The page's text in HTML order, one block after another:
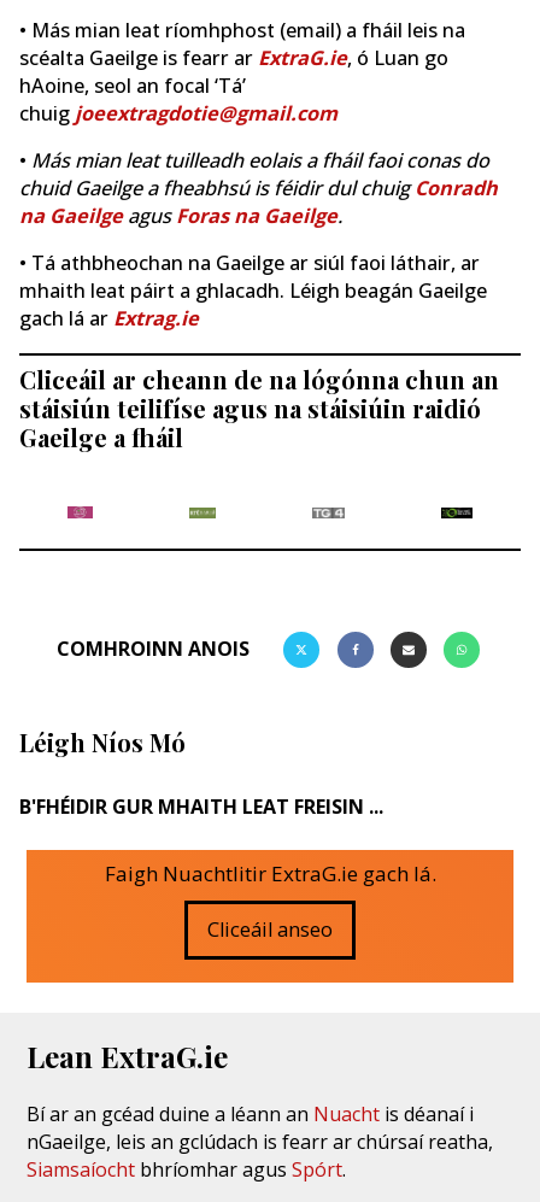
• Más mian leat ríomhphost (email) a fháil leis na
scéalta Gaeilge is fearr ar ExtraG.ie, ó Luan go
hAoine, seol an focal ‘Tá’
chuig joeextragdotie@gmail.com
• Más mian leat tuilleadh eolais a fháil faoi conas do
chuid Gaeilge a fheabhsú is féidir dul chuigConradh
na GaeilgeagusForas na Gaeilge.
• Tá athbheochan na Gaeilge ar siúl faoi láthair, ar
mhaith leat páirt a ghlacadh. Léigh beagán Gaeilge
gach lá ar Extrag.ie
Cliceáil ar cheann de na lógónna chun an
stáisiún teilifíse agus na stáisiúin raidió
Gaeilge a fháil
COMHROINN ANOIS
Léigh Níos Mó
B'FHÉIDIR GUR MHAITH LEAT FREISIN ...
Faigh Nuachtlitir ExtraG.ie gach lá.
Cliceáil anseo
Lean ExtraG.ie
Bí ar an gcéad duine a léann an Nuacht is déanaí i
nGaeilge, leis an gclúdach is fearr ar chúrsaí reatha,
Siamsaíocht bhríomhar agusSpórt.